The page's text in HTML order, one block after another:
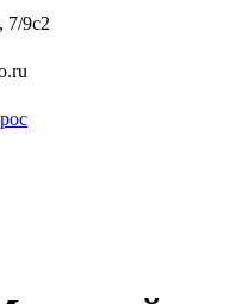
7/9с2